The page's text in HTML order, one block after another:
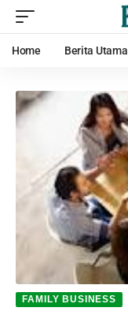
Home Berita Utama
FAMILY BUSINESS